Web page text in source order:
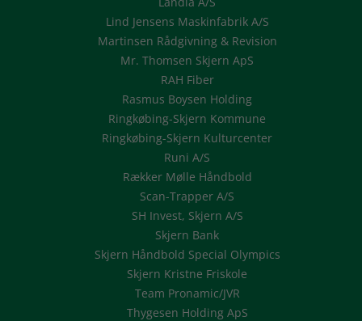
Lind Jensens Maskinfabrik A/S
Martinsen Rådgivning & Revision
Mr. Thomsen Skjern ApS
RAH Fiber
Rasmus Boysen Holding
Ringkøbing-Skjern Kommune
Ringkøbing-Skjern Kulturcenter
Runi A/S
Rækker Mølle Håndbold
Scan-Trapper A/S
SH Invest, Skjern A/S
Skjern Bank
Skjern Håndbold Special Olympics
Skjern Kristne Friskole
Team Pronamic/JVR
Thygesen Holding ApS